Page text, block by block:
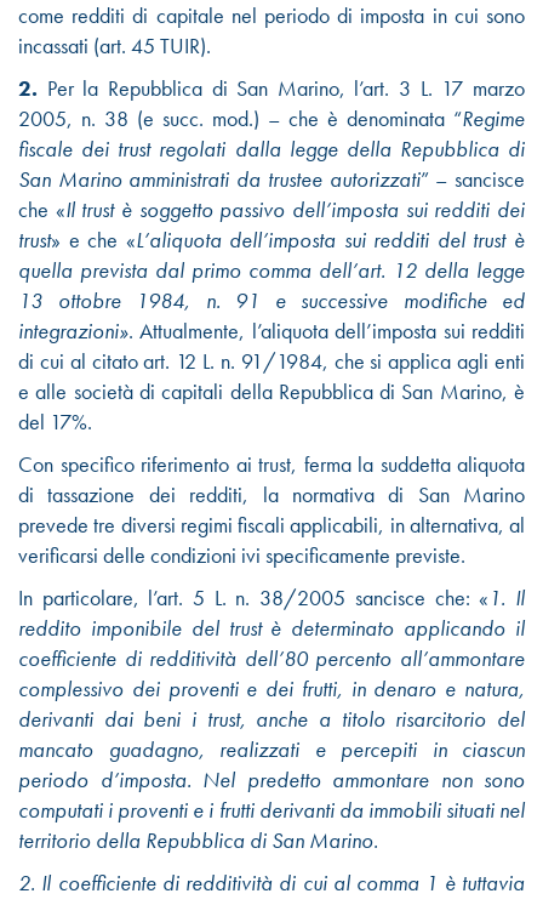
come redditi di capitale nel periodo di imposta in cui sono
incassati (art. 45 TUIR).
2. Per la Repubblica di San Marino, l’art. 3 L. 17 marzo
2005, n. 38 (e succ. mod.) – che è denominata “Regime
fiscale dei trust regolati dalla legge della Repubblica di
San Marino amministrati da trustee autorizzati” – sancisce
che «Il trust è soggetto passivo dell’imposta sui redditi dei
trust» e che «L’aliquota dell’imposta sui redditi del trust è
quella prevista dal primo comma dell’art. 12 della legge
13 ottobre 1984, n. 91 e successive modifiche ed
integrazioni». Attualmente, l’aliquota dell’imposta sui redditi
di cui al citato art. 12 L. n. 91/1984, che si applica agli enti
e alle società di capitali della Repubblica di San Marino, è
del 17%.
Con specifico riferimento ai trust, ferma la suddetta aliquota
di tassazione dei redditi, la normativa di San Marino
prevede tre diversi regimi fiscali applicabili, in alternativa, al
verificarsi delle condizioni ivi specificamente previste.
In particolare, l’art. 5 L. n. 38/2005 sancisce che: « 1. Il
reddito imponibile del trust è determinato applicando il
coefficiente di redditività dell’80 percento all’ammontare
complessivo dei proventi e dei frutti, in denaro e natura,
derivanti dai beni i trust, anche a titolo risarcitorio del
mancato guadagno, realizzati e percepiti in ciascun
periodo d’imposta. Nel predetto ammontare non sono
computati i proventi e i frutti derivanti da immobili situati nel
territorio della Repubblica di San Marino.
2. Il coefficiente di redditività di cui al comma 1 è tuttavia